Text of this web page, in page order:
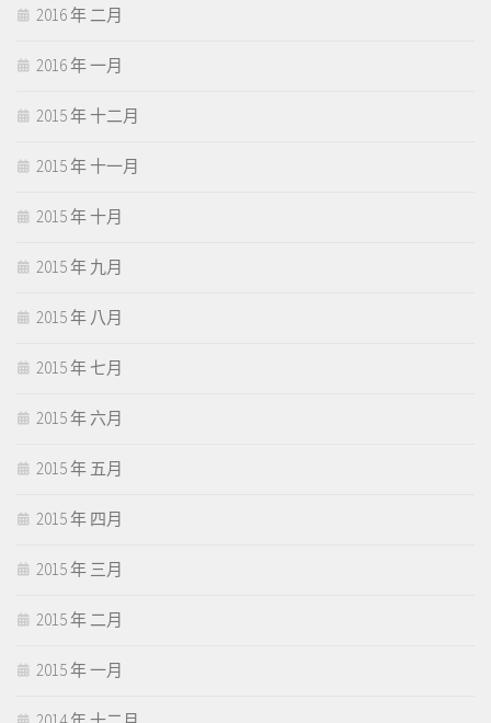
2016 年 二月
2016 年 一月
2015 年 十二月
2015 年 十一月
2015 年 十月
2015 年 九月
2015 年 八月
2015 年 七月
2015 年 六月
2015 年 五月
2015 年 四月
2015 年 三月
2015 年 二月
2015 年 一月